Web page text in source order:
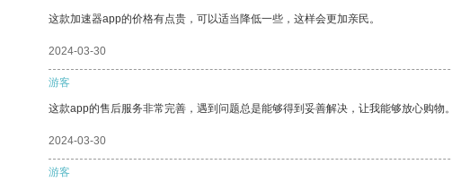
这款加速器app的价格有点贵，可以适当降低一些，这样会更加亲民。
2024-03-30
游客
这款app的售后服务非常完善，遇到问题总是能够得到妥善解决，让我能够放心购物。
2024-03-30
游客